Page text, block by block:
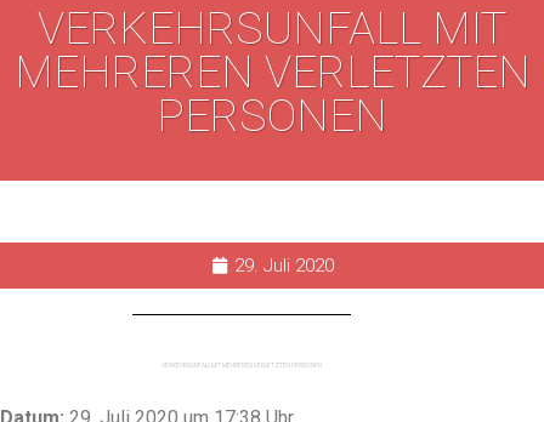
VERKEHRSUNFALL MIT
MEHREREN VERLETZTEN
PERSONEN
29. Juli 2020
VERKEHRSUNFALL MIT MEHREREN VERLETZTEN PERSONEN